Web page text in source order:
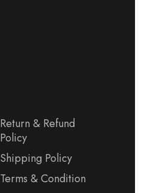
Return & Refund
Policy
Shipping Policy
Terms & Condition